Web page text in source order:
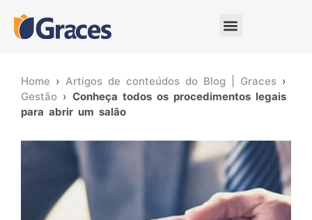
Home › Artigos de conteúdos do Blog | Graces ›
Gestão › Conheça todos os procedimentos legais
para abrir um salão